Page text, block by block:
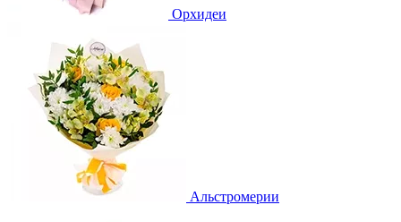
Орхидеи
Альстромерии